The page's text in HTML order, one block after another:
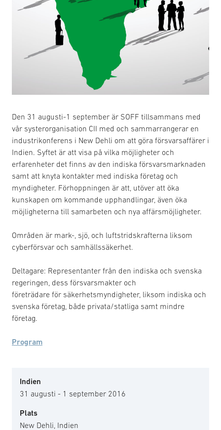
Den 31 augusti-1 september är SOFF tillsammans med
vår systerorganisation CII med och sammarrangerar en
industrikonferens i New Dehli om att göra försvarsaffärer i
Indien. Syftet är att visa på vilka möjligheter och
erfarenheter det finns av den indiska försvarsmarknaden
samt att knyta kontakter med indiska företag och
myndigheter. Förhoppningen är att, utöver att öka
kunskapen om kommande upphandlingar, även öka
möjligheterna till samarbeten och nya affärsmöjligheter.
Områden är mark-, sjö, och luftstridskrafterna liksom
cyberförsvar och samhällssäkerhet.
Deltagare: Representanter från den indiska och svenska
regeringen, dess försvarsmakter och
företrädare för säkerhetsmyndigheter, liksom indiska och
svenska företag, både privata/statliga samt mindre
företag.
Program
Indien
31 augusti - 1 september 2016
Plats
New Dehli, Indien